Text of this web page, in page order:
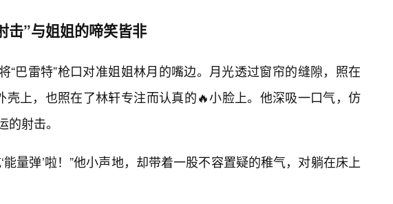
击”与姐姐的啼笑皆非
“巴雷特”枪口对准姐姐林月的嘴边。月光透过窗帘的缝隙，照在
壳上，也照在了林轩专注而认真的🔥小脸上。他深吸一口气，仿
射击。
能量弹’啦！”他小声地，却带着一股不容置疑的稚气，对躺在床上